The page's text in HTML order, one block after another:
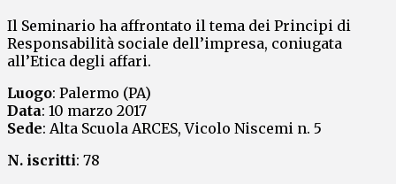
Il Seminario ha affrontato il tema dei Principi di
Responsabilità sociale dell’impresa, coniugata
all’Etica degli affari.
Luogo: Palermo (PA)
Data: 10 marzo 2017
Sede: Alta Scuola ARCES, Vicolo Niscemi n. 5
N. iscritti: 78